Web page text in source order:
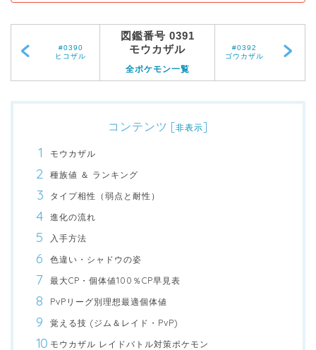
#0390
ヒコザル
図鑑番号 0391
モウカザル
全ポケモン一覧
#0392
ゴウカザル
コンテンツ [非表示]
モウカザル
種族値 ＆ ランキング
タイプ相性（弱点と耐性）
進化の流れ
入手方法
色違い・シャドウの姿
最大CP・個体値100％CP早見表
PvPリーグ別理想最適個体値
覚える技 (ジム＆レイド・PvP)
モウカザル レイドバトル対策ポケモン